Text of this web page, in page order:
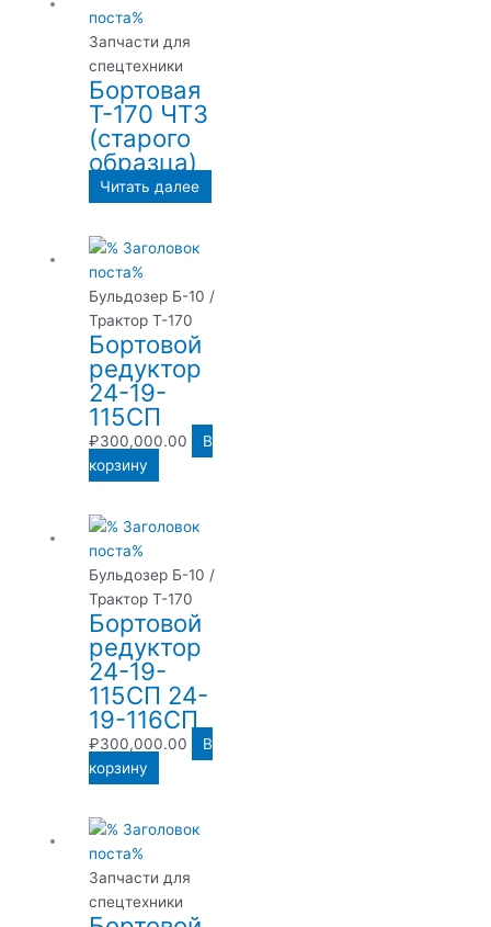
Запчасти для
спецтехники
Бортовая
Т-170 ЧТЗ
(старого
образца)
Читать далее
Бульдозер Б-10 /
Трактор Т-170
Бортовой
редуктор
24-19-
115СП
₽300,000.00
В
корзину
Бульдозер Б-10 /
Трактор Т-170
Бортовой
редуктор
24-19-
115СП 24-
19-116СП
₽300,000.00
В
корзину
Запчасти для
спецтехники